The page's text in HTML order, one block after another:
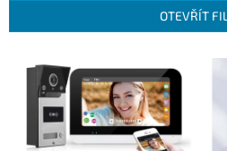
r
OTEVŘÍT